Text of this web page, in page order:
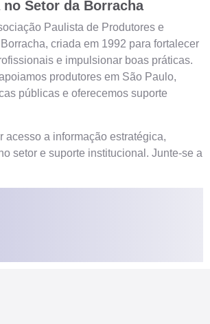
no Setor da Borracha
Paulista de Produtores e
criada em 1992 para fortalecer
e impulsionar boas práticas.
produtores em São Paulo,
públicas e oferecemos suporte
acesso a informação estratégica,
setor e suporte institucional. Junte-se a